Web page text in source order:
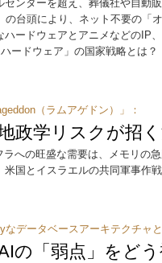
ンターを超え、葬儀社や自動
の台頭により、ネット不要の「
ハードウェアとアニメなどのIP
ードウェア」の国家戦略とは
（ラムアゲドン）」：
政学リスクが招
ラへの旺盛な需要は、メモリの
米国とイスラエルの共同軍事作
なデータベースアーキテクチャと
の「弱点」をど